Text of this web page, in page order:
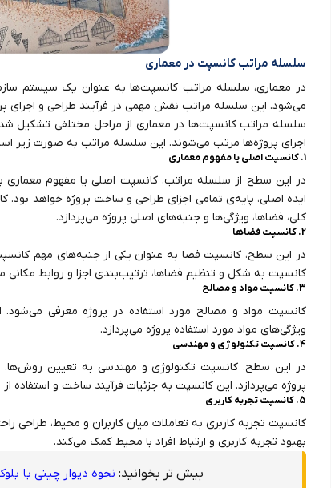
سلسله مراتب کانسپت در معماری
در معماری، سلسله مراتب کانسپت‌ها به عنوان یک سیستم
می‌شود. این سلسله مراتب نقش مهمی در فرآیند طراحی و اجرای
سلسله مراتب کانسپت‌ها در معماری از مراحل مختلفی تشکیل
اجرای پروژه‌ها مرتب می‌شوند. این سلسله مراتب به صورت زیر
1. کانسپت اصلی یا مفهوم معماری
در این سطح از سلسله مراتب، کانسپت اصلی یا مفهوم معماری
ایده اصلی، پایه‌ی تمامی اجزای طراحی و ساخت پروژه خواهد
کلی، فضاها، ویژگی‌ها و جنبه‌های اصلی پروژه می‌پردازد.
2. کانسپت فضاها
در این سطح، کانسپت فضا به عنوان یکی از جنبه‌های مهم
کانسپت به شکل و تنظیم فضاها، ترتیب‌بندی اجزا و روابط مکانی
3. کانسپت مواد و مصالح
کانسپت مواد و مصالح مورد استفاده در پروژه معرفی می‌شود.
ویژگی‌های مواد مورد استفاده پروژه می‌پردازد.
4. کانسپت تکنولوژی و مهندسی
در این سطح، کانسپت تکنولوژی و مهندسی به تعیین
پروژه می‌پردازد. این کانسپت به جزئیات فرآیند ساخت و استفاده از
5. کانسپت تجربه کاربری
کانسپت تجربه کاربری به تعاملات میان کاربران و محیط، طراحی
بهبود تجربه کاربری و ارتباط افراد با محیط کمک می‌کند.
بیش تر بخوانید: نحوه دیوار چینی با